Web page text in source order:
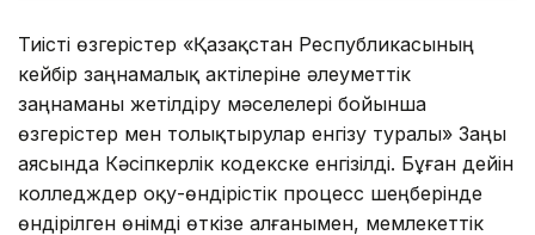
Тиісті өзгерістер «Қазақстан Республикасының
кейбір заңнамалық актілеріне әлеуметтік
заңнаманы жетілдіру мәселелері бойынша
өзгерістер мен толықтырулар енгізу туралы» Заңы
аясында Кәсіпкерлік кодекске енгізілді. Бұған дейін
колледждер оқу-өндірістік процесс шеңберінде
өндірілген өнімді өткізе алғанымен, мемлекеттік